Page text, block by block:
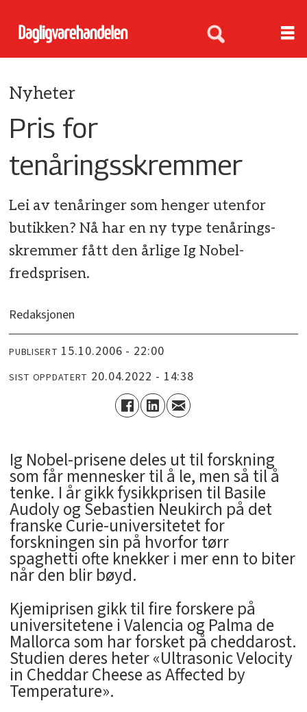
Nyheter
Pris for
tenåringsskremmer
Lei av tenåringer som henger utenfor
butikken? Nå har en ny type tenårings-
skremmer fått den årlige Ig Nobel-
fredsprisen.
Redaksjonen
PUBLISERT 15.10.2006 - 22:00
SIST OPPDATERT 20.04.2022 - 14:38
Ig Nobel-prisene deles ut til forskning
som får mennesker til å le, men så til å
tenke. I år gikk fysikkprisen til Basile
Audoly og Sebastien Neukirch på det
franske Curie-universitetet for
forskningen sin på hvorfor tørr
spaghetti ofte knekker i mer enn to biter
når den blir bøyd.
Kjemiprisen gikk til fire forskere på
universitetene i Valencia og Palma de
Mallorca som har forsket på cheddarost.
Studien deres heter «Ultrasonic Velocity
in Cheddar Cheese as Affected by
Temperature».